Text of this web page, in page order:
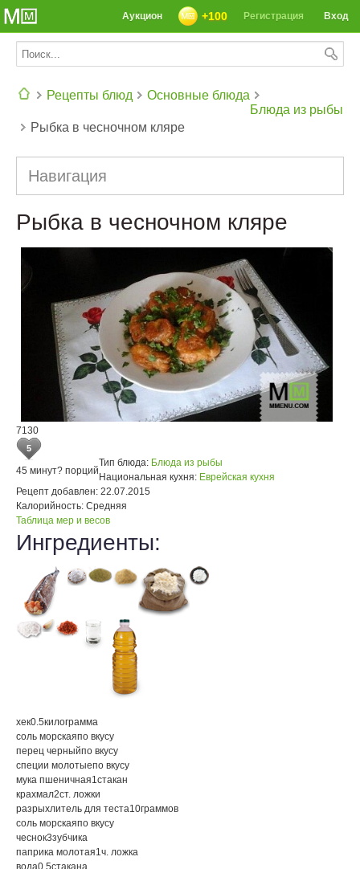
СЕГОДНЯ: 39142 РЕЦЕПТА
Вход
Регистрация
+100
Аукцион
Рецепты блюд
Основные блюда
Блюда из рыбы
Рыбка в чесночном кляре
Навигация
Рыбка в чесночном кляре
7130
5
45 минут? порций
Тип блюда: Блюда из рыбы
Национальная кухня: Еврейская кухня
Рецепт добавлен: 22.07.2015
Калорийность: Средняя
Таблица мер и весов
Ингредиенты:
хек0.5килограмма
соль морскаяпо вкусу
перец черныйпо вкусу
специи молотыепо вкусу
мука пшеничная1стакан
крахмал2ст. ложки
разрыхлитель для теста10граммов
соль морскаяпо вкусу
чеснок3зубчика
паприка молотая1ч. ложка